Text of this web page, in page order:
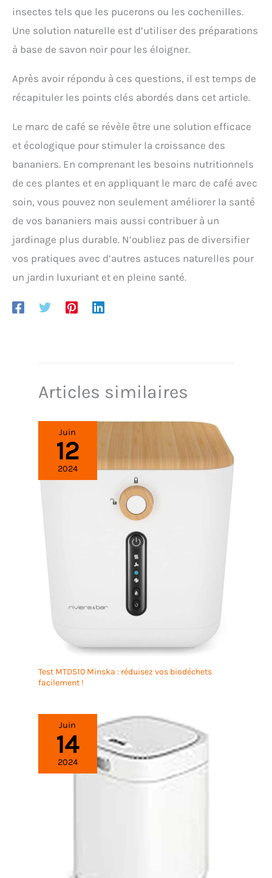
insectes tels que les pucerons ou les cochenilles.
Une solution naturelle est d’utiliser des préparations
à base de savon noir pour les éloigner.
Après avoir répondu à ces questions, il est temps de
récapituler les points clés abordés dans cet article.
Le marc de café se révèle être une solution efficace
et écologique pour stimuler la croissance des
bananiers. En comprenant les besoins nutritionnels
de ces plantes et en appliquant le marc de café avec
soin, vous pouvez non seulement améliorer la santé
de vos bananiers mais aussi contribuer à un
jardinage plus durable. N’oubliez pas de diversifier
vos pratiques avec d’autres astuces naturelles pour
un jardin luxuriant et en pleine santé.
Articles similaires
Juin
12
2024
Test MTD510 Minska : réduisez vos biodéchets
facilement !
Juin
14
2024